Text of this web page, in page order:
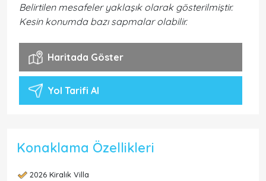
Belirtilen mesafeler yaklaşık olarak gösterilmiştir.
Kesin konumda bazı sapmalar olabilir.
Haritada Göster
Yol Tarifi Al
Konaklama Özellikleri
2026 Kiralık Villa